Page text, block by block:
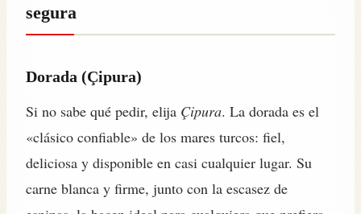
segura
Dorada (Çipura)
Si no sabe qué pedir, elija Çipura. La dorada es el
«clásico confiable» de los mares turcos: fiel,
deliciosa y disponible en casi cualquier lugar. Su
carne blanca y firme, junto con la escasez de